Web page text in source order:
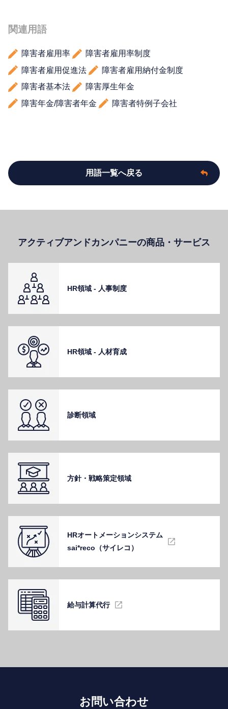
関連用語
障害者雇用率
障害者雇用率制度
障害者雇用促進法
障害者雇用納付金制度
障害者基本法
障害厚生年金
障害年金/障害者年金
障害者特例子会社
用語一覧へ戻る
アクティブアンドカンパニーの商品・サービス
HR領域 - ⼈事制度
HR領域 - ⼈材育成
診断領域
⽅針・戦略策定領域
HRオートメーションシステム
sai*reco（サイレコ）
給与計算代⾏
お問い合わせ